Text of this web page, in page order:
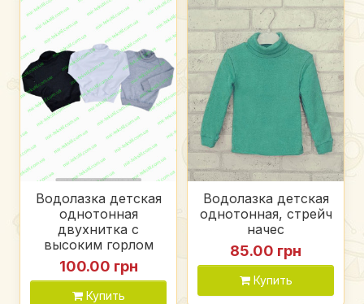
Водолазка детская
однотонная
двухнитка с
высоким горлом
100.00 грн
Купить
Водолазка детская
однотонная, стрейч
начес
85.00 грн
Купить